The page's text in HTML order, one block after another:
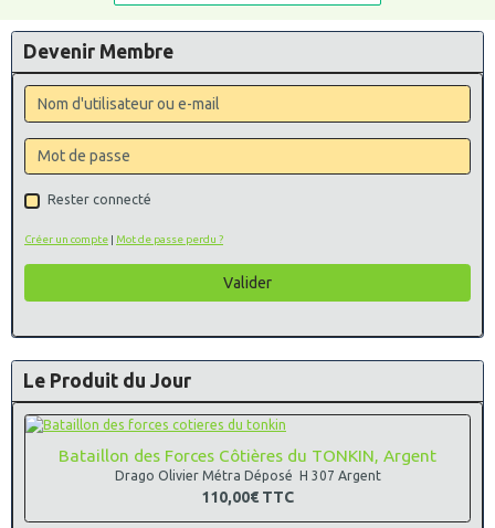
Devenir Membre
Rester connecté
Créer un compte | Mot de passe perdu ?
Valider
Le Produit du Jour
Bataillon des Forces Côtières du TONKIN, Argent
Drago Olivier Métra Déposé H 307 Argent
110,00€ TTC